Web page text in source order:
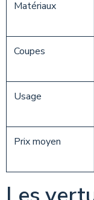
Matériaux
Coupes
Usage
Prix moyen